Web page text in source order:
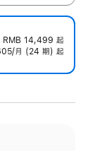
RMB 14,499 起
月 (24 期) 起